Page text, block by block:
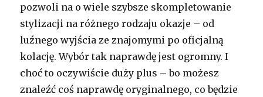
pozwoli na o wiele szybsze skompletowanie
stylizacji na różnego rodzaju okazje – od
luźnego wyjścia ze znajomymi po oficjalną
kolację. Wybór tak naprawdę jest ogromny. I
choć to oczywiście duży plus – bo możesz
znaleźć coś naprawdę oryginalnego, co będzie